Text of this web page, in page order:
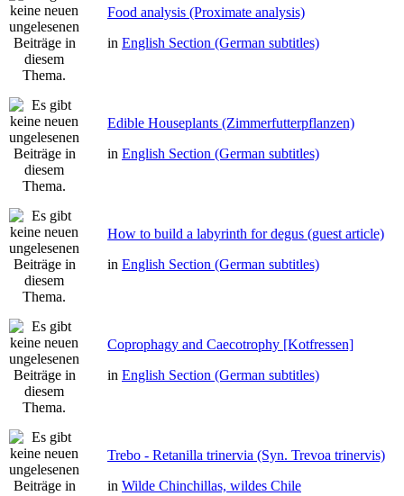
Food analysis (Proximate analysis)
in English Section (German subtitles)
Edible Houseplants (Zimmerfutterpflanzen)
in English Section (German subtitles)
How to build a labyrinth for degus (guest article)
in English Section (German subtitles)
Coprophagy and Caecotrophy [Kotfressen]
in English Section (German subtitles)
Trebo - Retanilla trinervia (Syn. Trevoa trinervis)
in Wilde Chinchillas, wildes Chile